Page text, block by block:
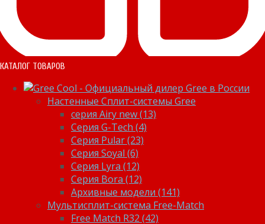
КАТАЛОГ ТОВАРОВ
Настенные Сплит-системы Gree
серия Airy new (13)
Серия G-Tech (4)
Серия Pular (23)
Cерия Soyal (6)
Серия Lyra (12)
Серия Bora (12)
Архивные модели (141)
Мультисплит-система Free-Match
Free Match R32 (42)